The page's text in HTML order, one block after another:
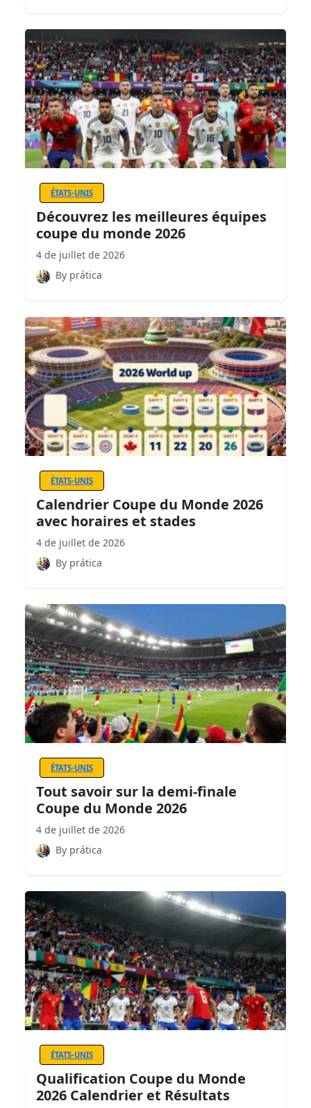
ÉTATS-UNIS
Découvrez les meilleures équipes
coupe du monde 2026
4 de juillet de 2026
By prática
ÉTATS-UNIS
Calendrier Coupe du Monde 2026
avec horaires et stades
4 de juillet de 2026
By prática
ÉTATS-UNIS
Tout savoir sur la demi-finale
Coupe du Monde 2026
4 de juillet de 2026
By prática
ÉTATS-UNIS
Qualification Coupe du Monde
2026 Calendrier et Résultats